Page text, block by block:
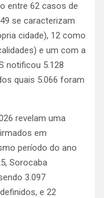
entre 62 casos de
se caracterizam
cidade), 12 como
e um com a
notificou 5.128
quais 5.066 foram
revelam uma
em
período do ano
Sorocaba
3.097
e 22